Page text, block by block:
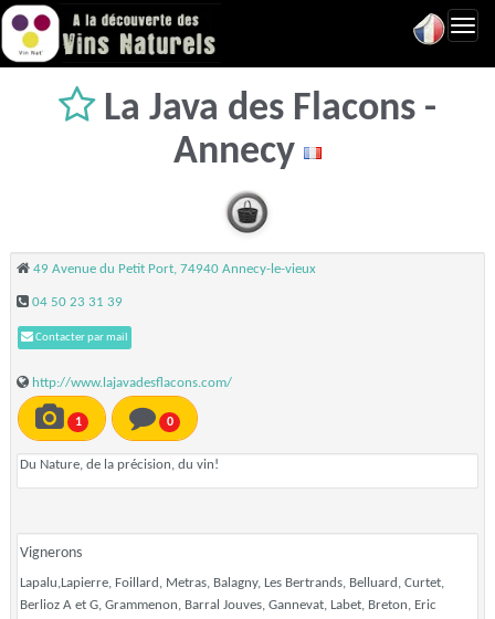
La Java des Flacons -
Annecy
49 Avenue du Petit Port, 74940 Annecy-le-vieux
04 50 23 31 39
Contacter par mail
http://www.lajavadesflacons.com/
1 0
Du Nature, de la précision, du vin!
Vignerons
Lapalu,Lapierre, Foillard, Metras, Balagny, Les Bertrands, Belluard, Curtet,
Berlioz A et G, Grammenon, Barral Jouves, Gannevat, Labet, Breton, Eric